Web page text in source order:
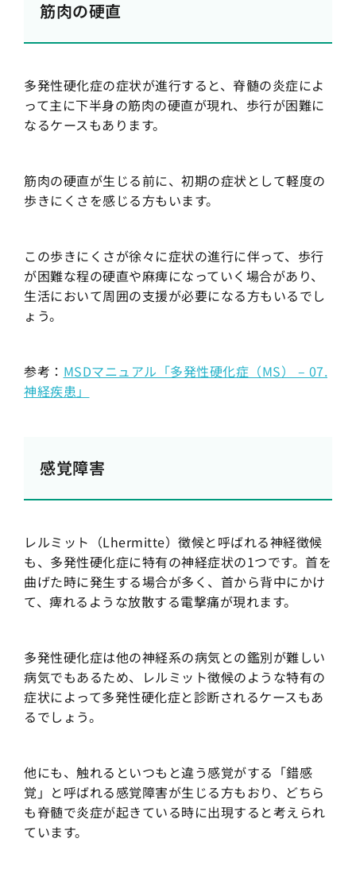
筋肉の硬直
多発性硬化症の症状が進行すると、脊髄の炎症によ
って主に下半身の筋肉の硬直が現れ、歩行が困難に
なるケースもあります。
筋肉の硬直が生じる前に、初期の症状として軽度の
歩きにくさを感じる方もいます。
この歩きにくさが徐々に症状の進行に伴って、歩行
が困難な程の硬直や麻痺になっていく場合があり、
生活において周囲の支援が必要になる方もいるでし
ょう。
参考： MSDマニュアル「多発性硬化症（MS） – 07.
神経疾患」
感覚障害
レルミット（Lhermitte）徴候と呼ばれる神経徴候
も、多発性硬化症に特有の神経症状の1つです。首を
曲げた時に発生する場合が多く、首から背中にかけ
て、痺れるような放散する電撃痛が現れます。
多発性硬化症は他の神経系の病気との鑑別が難しい
病気でもあるため、レルミット徴候のような特有の
症状によって多発性硬化症と診断されるケースもあ
るでしょう。
他にも、触れるといつもと違う感覚がする「錯感
覚」と呼ばれる感覚障害が生じる方もおり、どちら
も脊髄で炎症が起きている時に出現すると考えられ
ています。